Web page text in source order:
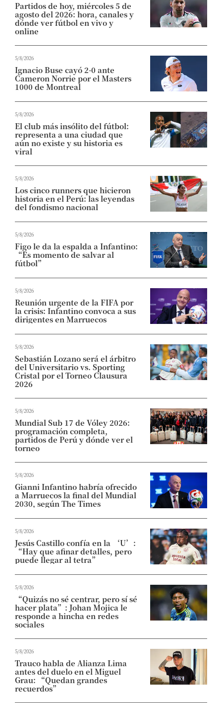
Partidos de hoy, miércoles 5 de
agosto del 2026: hora, canales y
dónde ver fútbol en vivo y
online
5/8/2026
Ignacio Buse cayó 2-0 ante
Cameron Norrie por el Masters
1000 de Montreal
5/8/2026
El club más insólito del fútbol:
representa a una ciudad que
aún no existe y su historia es
viral
5/8/2026
Los cinco runners que hicieron
historia en el Perú: las leyendas
del fondismo nacional
5/8/2026
Figo le da la espalda a Infantino:
“Es momento de salvar al
fútbol”
5/8/2026
Reunión urgente de la FIFA por
la crisis: Infantino convoca a sus
dirigentes en Marruecos
5/8/2026
Sebastián Lozano será el árbitro
del Universitario vs. Sporting
Cristal por el Torneo Clausura
2026
5/8/2026
Mundial Sub 17 de Vóley 2026:
programación completa,
partidos de Perú y dónde ver el
torneo
5/8/2026
Gianni Infantino habría ofrecido
a Marruecos la final del Mundial
2030, según The Times
5/8/2026
Jesús Castillo confía en la ‘U’:
“Hay que afinar detalles, pero
puede llegar al tetra”
5/8/2026
“Quizás no sé centrar, pero sí sé
hacer plata”: Johan Mojica le
responde a hincha en redes
sociales
5/8/2026
Trauco habla de Alianza Lima
antes del duelo en el Miguel
Grau: “Quedan grandes
recuerdos”